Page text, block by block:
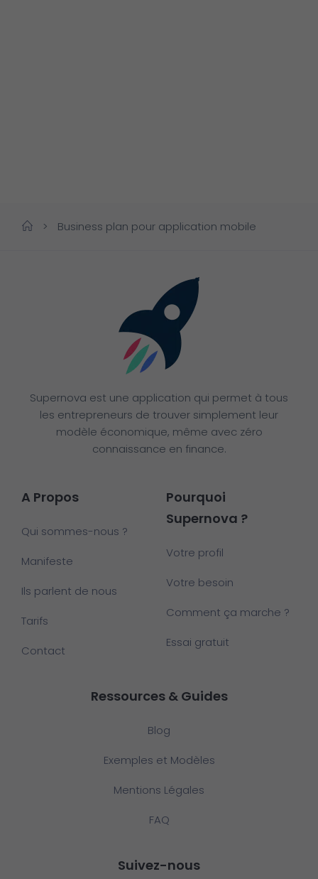
> Business plan pour application mobile
Supernova est une application qui permet à tous
les entrepreneurs de trouver simplement leur
modèle économique, même avec zéro
connaissance en finance.
A Propos
Qui sommes-nous ?
Manifeste
Ils parlent de nous
Tarifs
Contact
Pourquoi
Supernova ?
Votre profil
Votre besoin
Comment ça marche ?
Essai gratuit
Ressources & Guides
Blog
Exemples et Modèles
Mentions Légales
FAQ
Suivez-nous